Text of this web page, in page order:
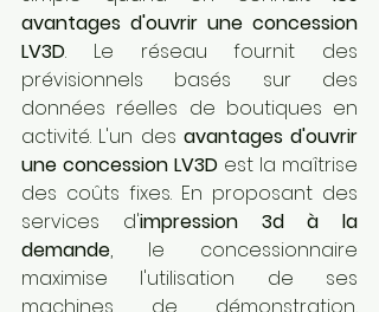
avantages d'ouvrir une concession
LV3D. Le réseau fournit des
prévisionnels basés sur des
données réelles de boutiques en
activité. L'un des avantages d'ouvrir
une concession LV3D est la maîtrise
des coûts fixes. En proposant des
services d'impression 3d à la
demande, le concessionnaire
maximise l'utilisation de ses